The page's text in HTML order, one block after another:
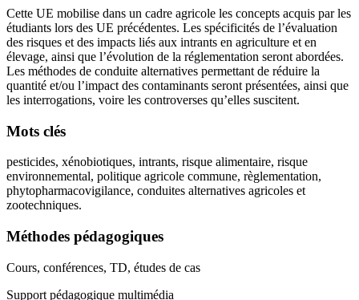
Cette UE mobilise dans un cadre agricole les concepts acquis par les
étudiants lors des UE précédentes. Les spécificités de l’évaluation
des risques et des impacts liés aux intrants en agriculture et en
élevage, ainsi que l’évolution de la réglementation seront abordées.
Les méthodes de conduite alternatives permettant de réduire la
quantité et/ou l’impact des contaminants seront présentées, ainsi que
les interrogations, voire les controverses qu’elles suscitent.
Mots clés
pesticides, xénobiotiques, intrants, risque alimentaire, risque
environnemental, politique agricole commune, règlementation,
phytopharmacovigilance, conduites alternatives agricoles et
zootechniques.
Méthodes pédagogiques
Cours, conférences, TD, études de cas
Support pédagogique multimédia